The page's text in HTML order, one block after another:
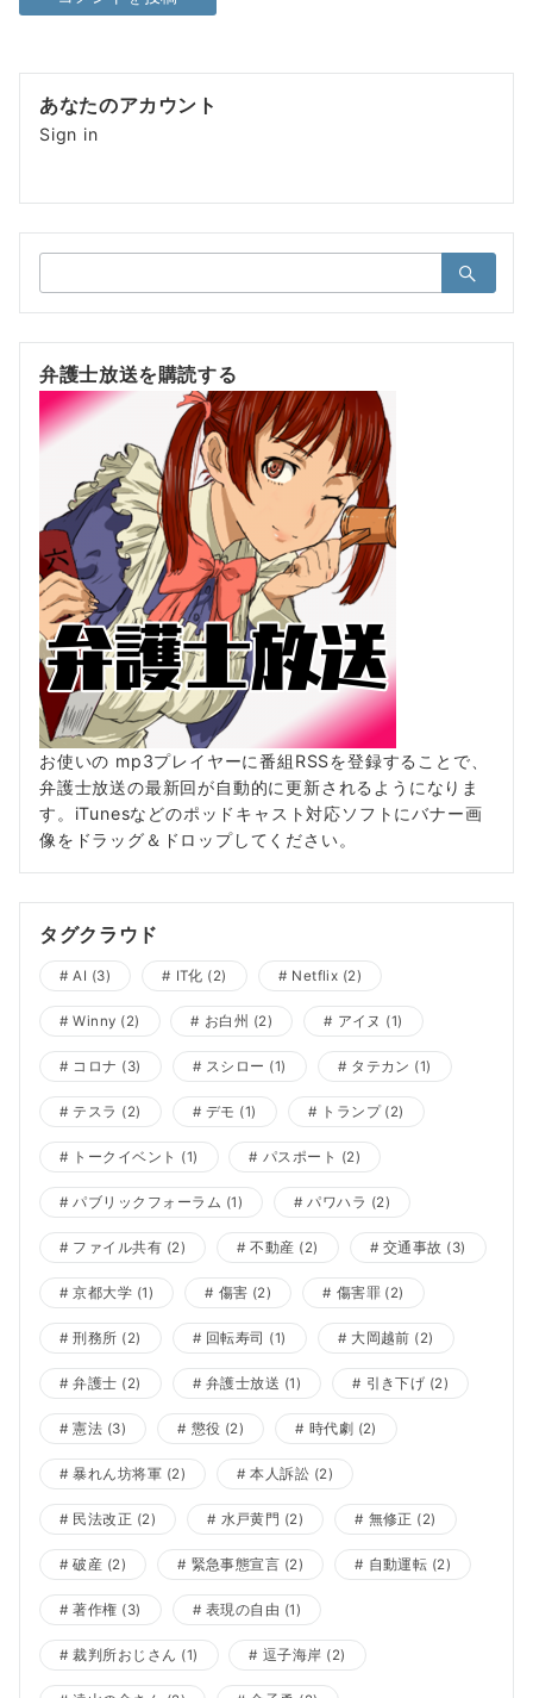
あなたのアカウント
Sign in
索：
弁護士放送を購読する
お使いの mp3プレイヤーに番組RSSを登録することで、
弁護士放送の最新回が自動的に更新されるようになりま
す。iTunesなどのポッドキャスト対応ソフトにバナー画
像をドラッグ＆ドロップしてください。
タグクラウド
AI (3) IT化 (2) Netflix (2)
Winny (2) お白州 (2) アイヌ (1)
コロナ (3) スシロー (1) タテカン (1)
テスラ (2) デモ (1) トランプ(2)
トークイベント (1) パスポート (2)
パブリックフォーラム (1) パワハラ (2)
ファイル共有 (2) 不動産 (2) 交通事故 (3)
京都大学 (1) 傷害 (2) 傷害罪 (2)
刑務所 (2) 回転寿司 (1) 大岡越前 (2)
弁護士 (2) 弁護士放送 (1) 引き下げ (2)
憲法 (3) 懲役 (2) 時代劇 (2)
暴れん坊将軍 (2) 本人訴訟 (2)
民法改正 (2) 水戸黄門 (2) 無修正 (2)
破産 (2) 緊急事態宣言 (2) 自動運転 (2)
著作権 (3) 表現の自由 (1)
裁判所おじさん (1) 逗子海岸 (2)